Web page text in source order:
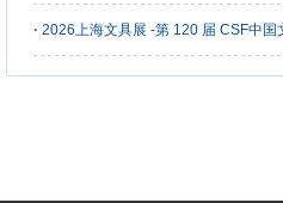
· 2026上海文具展 -第 120 届 CSF中国